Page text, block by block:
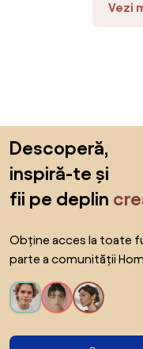
Vezi
Descoperă,
inspiră-te și
fii pe deplin
Obține acces la toate
parte a comunității